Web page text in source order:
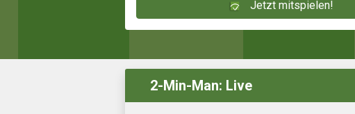
Jetzt mitspielen!
2-Min-Man: Live